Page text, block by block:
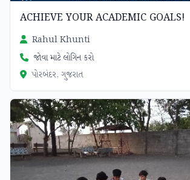
ACHIEVE YOUR ACADEMIC GOALS!
Rahul Khunti
જોવા માટે લોગિન કરો
પોરબંદર, ગુજરાત